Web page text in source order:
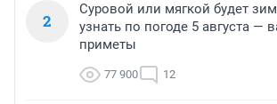
2
Суровой или мягкой будет
узнать по погоде 5 августа —
приметы
77 900 12